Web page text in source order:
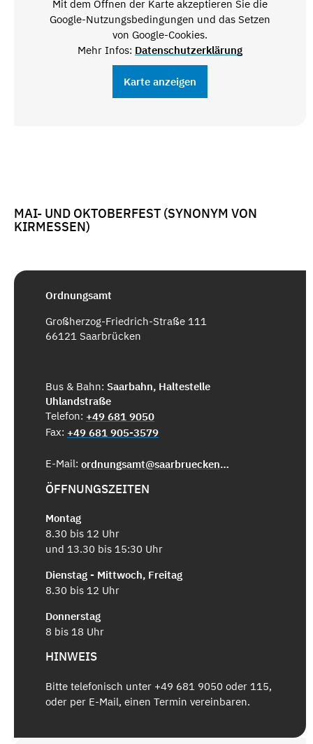
Mit dem Öffnen der Karte akzeptieren Sie die
Google-Nutzungsbedingungen und das Setzen
von Google-Cookies.
Mehr Infos: Datenschutzerklärung
Karte anzeigen
MAI- UND OKTOBERFEST (SYNONYM VON
KIRMESSEN)
Ordnungsamt
Großherzog-Friedrich-Straße 111
66121 Saarbrücken
Bus & Bahn: Saarbahn, Haltestelle
Uhlandstraße
Telefon: +49 681 9050
Fax: +49 681 905-3579
E-Mail: ordnungsamt@saarbruecken.de
ÖFFNUNGSZEITEN
Montag
8.30 bis 12 Uhr
und 13.30 bis 15:30 Uhr
Dienstag - Mittwoch, Freitag
8.30 bis 12 Uhr
Donnerstag
8 bis 18 Uhr
HINWEIS
Bitte telefonisch unter +49 681 9050 oder 115,
oder per E-Mail, einen Termin vereinbaren.